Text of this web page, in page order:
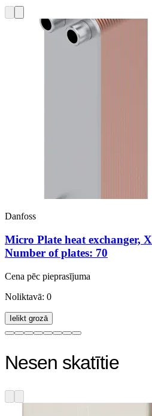
Danfoss
Micro Plate heat exchanger,
Number of plates: 70
Cena pēc pieprasījuma
Noliktavā: 0
Ielikt grozā
Nesen skatītie